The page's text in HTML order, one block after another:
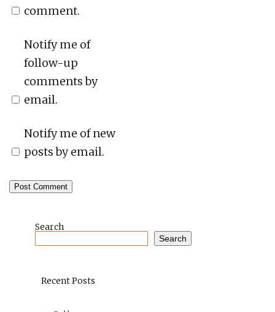
comment.
Notify me of
follow-up
comments by
email.
Notify me of new
posts by email.
Search
Search
Recent Posts